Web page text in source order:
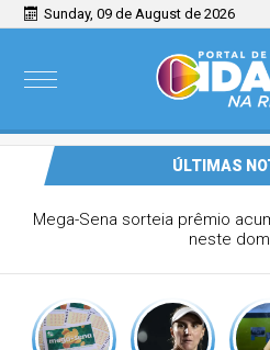
Sunday, 09 de August de 2026
ÚLTIMAS
Tenista Bia Haddad anuncia
segundo